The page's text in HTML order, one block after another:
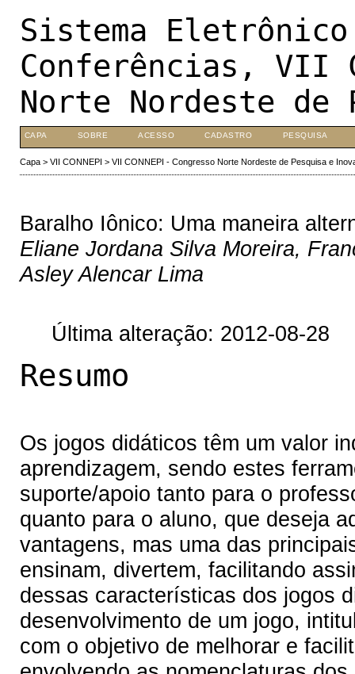
Sistema
Conferências, VII
Norte Nordeste de
CAPA SOBRE ACESSO CADASTRO PESQUISA
Capa> VII CONNEPI > VII CONNEPI - Congresso Norte Nordeste de Pesquisa e
Baralho Iônico: Uma maneira
Eliane Jordana Silva Moreira,
Asley Alencar Lima
Última alteração: 2012-08-28
Resumo
Os jogos didáticos têm um valor
aprendizagem, sendo estes
suporte/apoio tanto para o
quanto para o aluno, que deseja
vantagens, mas uma das
ensinam, divertem, facilitando
dessas características dos jogos
desenvolvimento de um jogo,
com o objetivo de melhorar e